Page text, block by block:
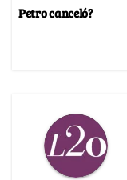
Petro canceló?